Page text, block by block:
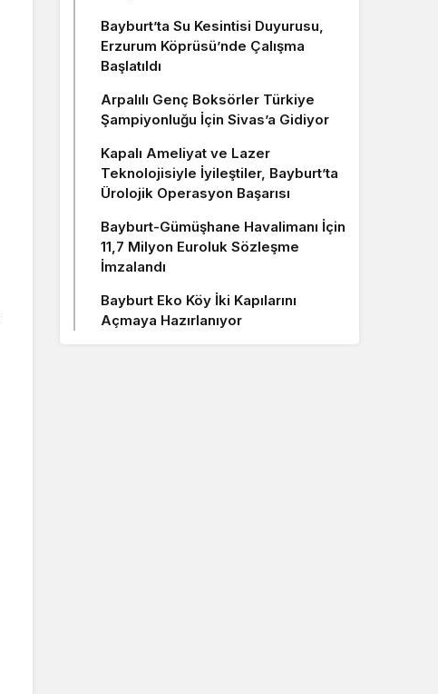
Bayburt’ta Su Kesintisi Duyurusu,
Erzurum Köprüsü’nde Çalışma
Başlatıldı
Arpalılı Genç Boksörler Türkiye
Şampiyonluğu İçin Sivas’a Gidiyor
Kapalı Ameliyat ve Lazer
Teknolojisiyle İyileştiler, Bayburt’ta
Ürolojik Operasyon Başarısı
Bayburt-Gümüşhane Havalimanı İçin
11,7 Milyon Euroluk Sözleşme
İmzalandı
Bayburt Eko Köy İki Kapılarını
Açmaya Hazırlanıyor